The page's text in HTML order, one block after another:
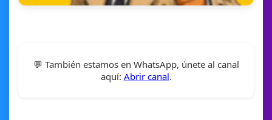
💬 También estamos en WhatsApp, únete al canal
aquí: Abrir canal.